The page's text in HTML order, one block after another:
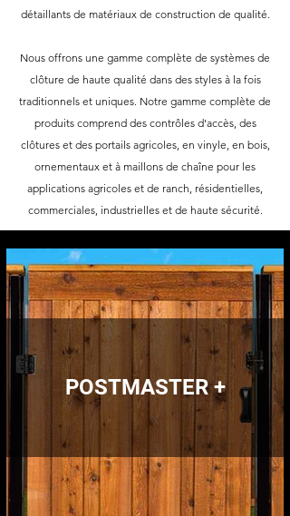
détaillants de matériaux de construction de qualité.
Nous offrons une gamme complète de systèmes de
clôture de haute qualité dans des styles à la fois
traditionnels et uniques. Notre gamme complète de
produits comprend des contrôles d'accès, des
clôtures et des portails agricoles, en vinyle, en bois,
ornementaux et à maillons de chaîne pour les
applications agricoles et de ranch, résidentielles,
commerciales, industrielles et de haute sécurité.
POSTMASTER +